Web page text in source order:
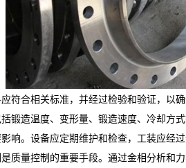
合相关标准，并经过检验和验证，以
锻造温度、变形量、锻造速度、冷却方
。设备应定期维护和检查，工装应经
量控制的重要手段。通过金相分析和